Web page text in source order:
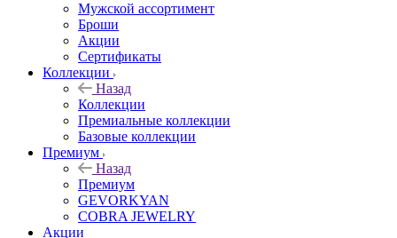
Мужской ассортимент
Броши
Акции
Сертификаты
Коллекции
Назад
Коллекции
Премиальные коллекции
Базовые коллекции
Премиум
Назад
Премиум
GEVORKYAN
COBRA JEWELRY
Акции